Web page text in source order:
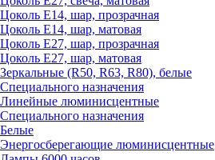
Цоколь Е14, шар, прозрачная
Цоколь Е14, шар, матовая
Цоколь Е27, шар, прозрачная
Цоколь Е27, шар, матовая
Зеркальные (R50, R63, R80), белые
Специального назначения
Линейные люминисцентные
Специального назначения
Белые
Энергосберегающие люминисцентные